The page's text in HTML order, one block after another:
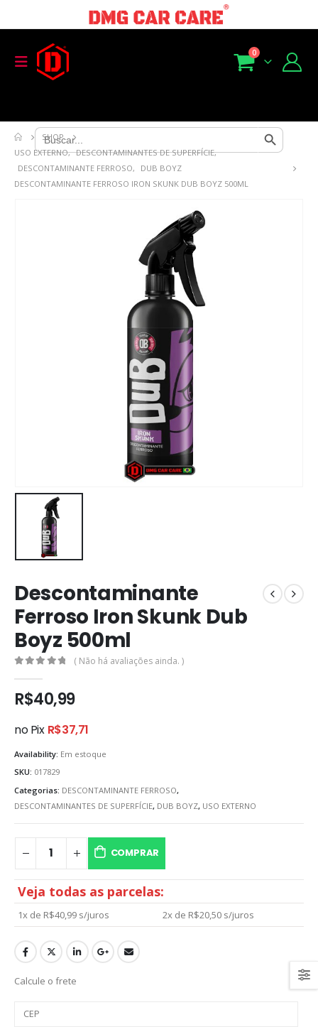
Search
for:
Search Button
0
SHOP
USO EXTERNO, DESCONTAMINANTES DE SUPERFÍCIE,
DESCONTAMINANTE FERROSO,
DUB BOYZ
DESCONTAMINANTE FERROSO IRON SKUNK DUB BOYZ 500ML
Descontaminante
Ferroso Iron Skunk Dub
Boyz 500ml
( Não há avaliações ainda. )
R$40,99
no Pix R$37,71
Availability: Em estoque
SKU: 017829
Categorias: DESCONTAMINANTE FERROSO,
DESCONTAMINANTES DE SUPERFÍCIE, DUB BOYZ, USO EXTERNO
COMPRAR
Veja todas as parcelas:
1x de R$40,99 s/juros 2x de R$20,50 s/juros
Calcule o frete